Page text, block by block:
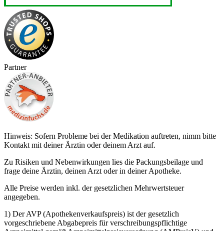
Partner
Hinweis: Sofern Probleme bei der Medikation auftreten, nimm bitte
Kontakt mit deiner Ärztin oder deinem Arzt auf.
Zu Risiken und Nebenwirkungen lies die Packungsbeilage und
frage deine Ärztin, deinen Arzt oder in deiner Apotheke.
Alle Preise werden inkl. der gesetzlichen Mehrwertsteuer
angegeben.
1) Der AVP (Apothekenverkaufspreis) ist der gesetzlich
vorgeschriebene Abgabepreis für verschreibungspflichtige